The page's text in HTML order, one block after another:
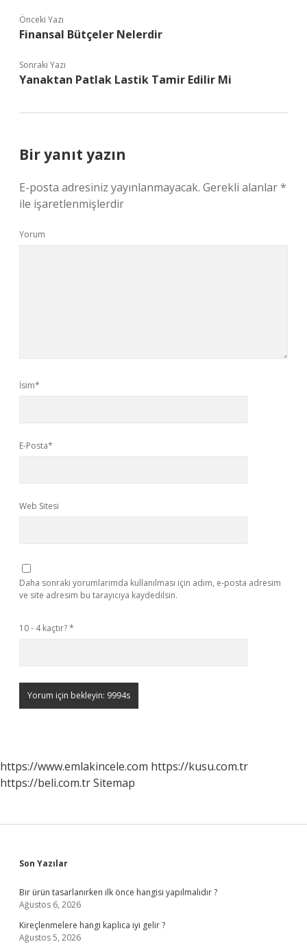
Önceki Yazı
Finansal Bütçeler Nelerdir
Sonraki Yazı
Yanaktan Patlak Lastik Tamir Edilir Mi
Bir yanıt yazın
E-posta adresiniz yayınlanmayacak. Gerekli alanlar*
ile işaretlenmişlerdir
Yorum
İsim*
E-Posta*
Web Sitesi
Daha sonraki yorumlarımda kullanılması için adım, e-posta adresim
ve site adresim bu tarayıcıya kaydedilsin.
10 - 4 kaçtır?*
https://www.emlakincele.com https://kusu.com.tr
https://beli.com.trSitemap
Sidebar
Son Yazılar
Bir ürün tasarlanırken ilk önce hangisi yapılmalıdır ?
Ağustos 6, 2026
Kireçlenmelere hangi kaplıca iyi gelir ?
Ağustos 5, 2026